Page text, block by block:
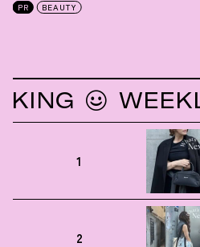
PR BEAUTY
WEEKLY
1
2